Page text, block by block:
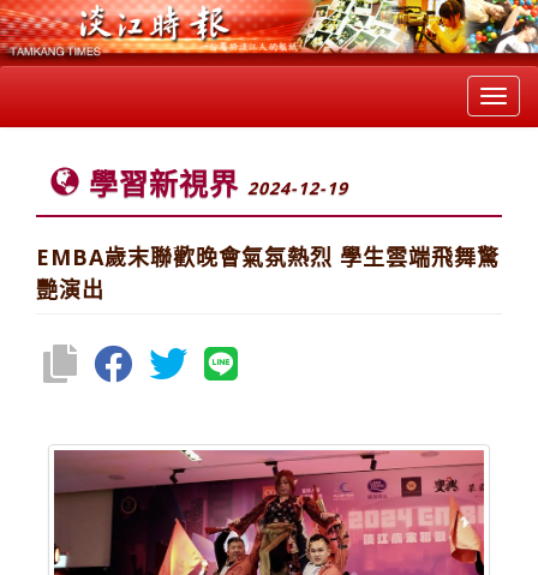
學習新視界 2024-12-19
EMBA歲末聯歡晚會氣氛熱烈 學生雲端飛舞驚
艷演出